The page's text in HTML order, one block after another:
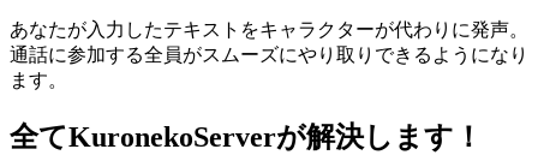
あなたが入力したテキストをキャラクターが代わりに発声。
通話に参加する全員がスムーズにやり取りできるようになり
ます。
全てKuronekoServerが解決します！